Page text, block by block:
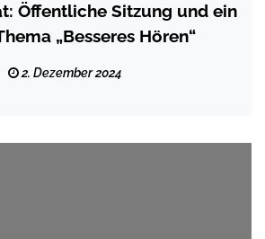
Öffentliche Sitzung und ein
„Besseres Hören“
2. Dezember 2024